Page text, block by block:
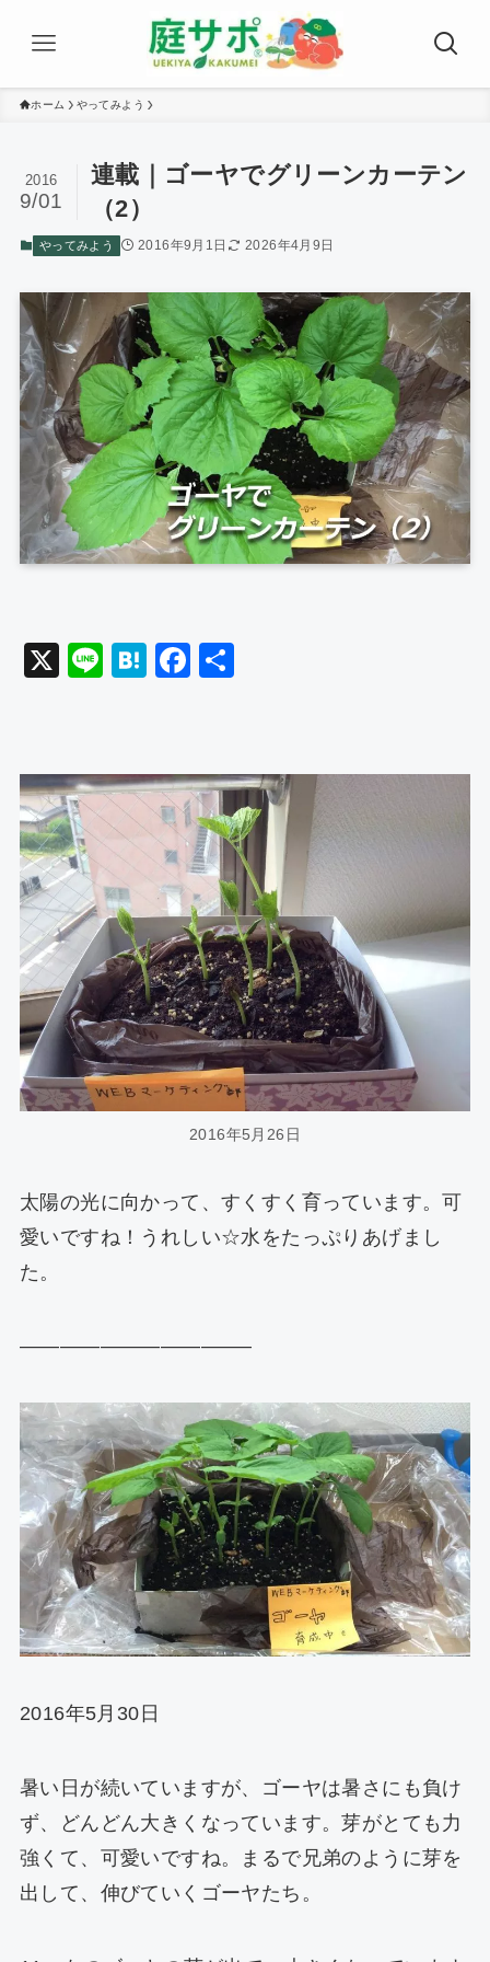
ホーム やってみよう
連載｜ゴーヤでグリーンカーテン
（2）
2016
9/01
やってみよう 2016年9月1日 2026年4月9日
X
Li
H
n
a
F
e
b
o
o
k
2016年5月26日
太陽の光に向かって、すくすく育っています。可
愛いですね！うれしい☆水をたっぷりあげまし
た。
———————————–
2016年5月30日
暑い日が続いていますが、ゴーヤは暑さにも負け
ず、どんどん大きくなっています。芽がとても力
強くて、可愛いですね。まるで兄弟のように芽を
出して、伸びていくゴーヤたち。